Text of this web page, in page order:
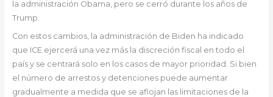
la administración Obama, pero se cerró durante los años de
Trump.
Con estos cambios, la administración de Biden ha indicado
que ICE ejercerá una vez más la discreción fiscal en todo el
país y se centrará solo en los casos de mayor prioridad. Si bien
el número de arrestos y detenciones puede aumentar
gradualmente a medida que se aflojan las limitaciones de la